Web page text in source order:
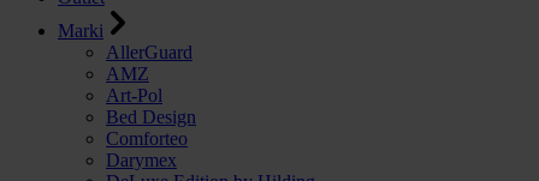
Marki
AllerGuard
AMZ
Art-Pol
Bed Design
Comforteo
Darymex